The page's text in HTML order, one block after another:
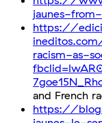
jaunes-
https://
racism-as-
and French
https://